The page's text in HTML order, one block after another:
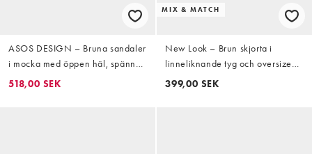
ASOS DESIGN – Bruna sandaler
i mocka med öppen häl, spänne
och dekorativ söm
518,00 SEK
MIX & MATCH
New Look – Brun skjorta i
linneliknande tyg och oversized
fit med långa ärmar, del av set
399,00 SEK